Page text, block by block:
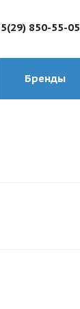
850-55-05
Бренды